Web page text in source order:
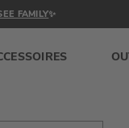
FAMILY✨